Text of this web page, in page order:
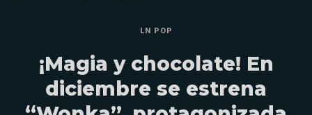
LN POP
¡Magia y chocolate! En
diciembre se estrena